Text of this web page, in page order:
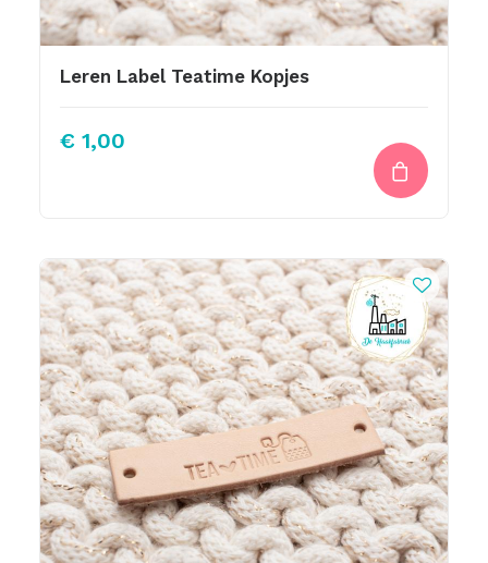
Leren Label Teatime Kopjes
€ 1,00